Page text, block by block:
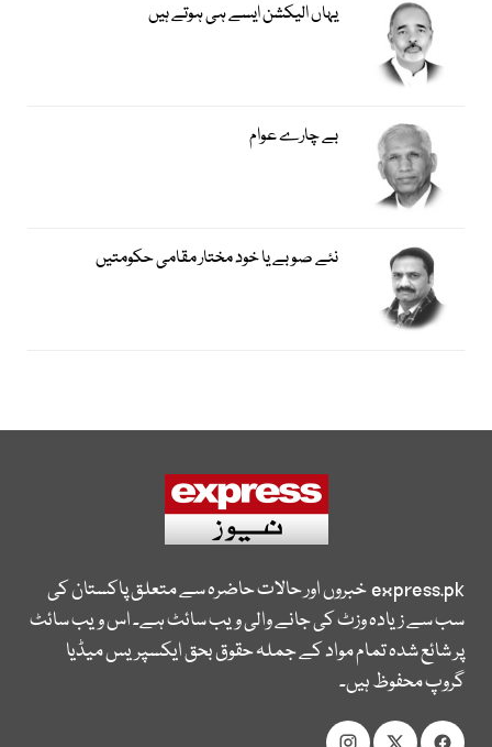
یہاں الیکشن ایسے ہی ہوتے ہیں
بے چارے عوام
نئے صوبے یا خود مختار مقامی حکومتیں
express.pkخبروں اور حالات حاضرہ سے متعلق پاکستان کی
سب سے زیادہ وزٹ کی جانے والی ویب سائٹ ہے۔ اس ویب سائٹ
پر شائع شدہ تمام مواد کے جملہ حقوق بحق ایکسپریس میڈیا
گروپ محفوظ ہیں۔